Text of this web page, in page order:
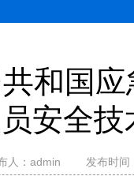
和国
安全
人： admin 发布时